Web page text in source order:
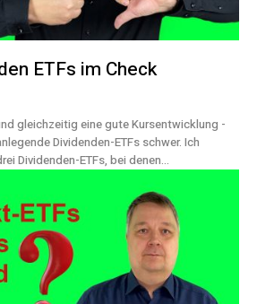
ETFs im Check
gleichzeitig eine gute Kursentwicklung -
Dividenden-ETFs schwer. Ich
Dividenden-ETFs, bei denen...